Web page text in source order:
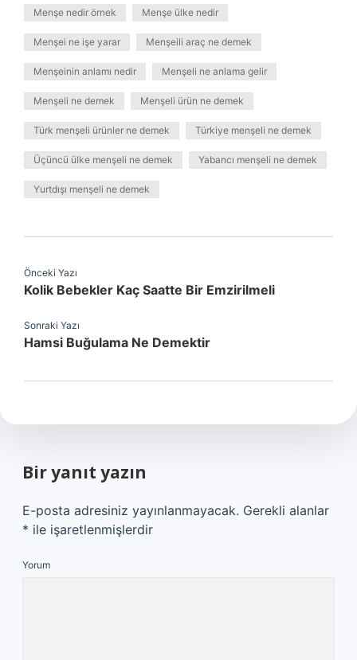
Menşe nedir örnek Menşe ülke nedir
Menşei ne işe yarar Menşeili araç ne demek
Menşeinin anlamı nedir Menşeli ne anlama gelir
Menşeli ne demek Menşeli ürün ne demek
Türk menşeli ürünler ne demek Türkiye menşeli ne demek
Üçüncü ülke menşeli ne demek Yabancı menşeli ne demek
Yurtdışı menşeli ne demek
Önceki Yazı
Kolik Bebekler Kaç Saatte Bir Emzirilmeli
Sonraki Yazı
Hamsi Buğulama Ne Demektir
Bir yanıt yazın
E-posta adresiniz yayınlanmayacak. Gerekli alanlar
* ile işaretlenmişlerdir
Yorum